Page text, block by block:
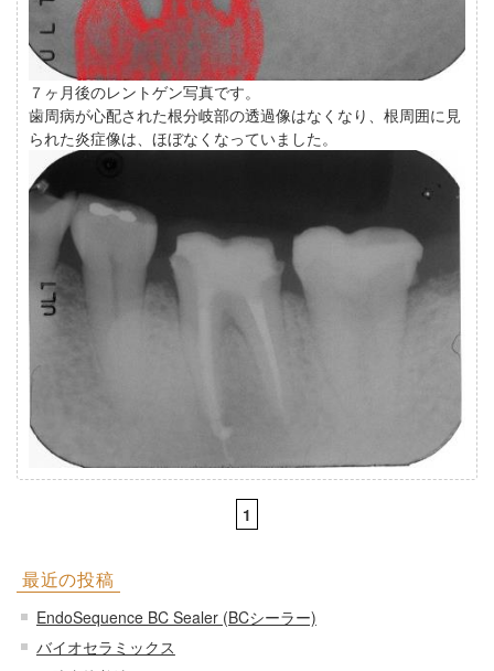
７ヶ月後のレントゲン写真です。
歯周病が心配された根分岐部の透過像はなくなり、根周囲に見
られた炎症像は、ほぼなくなっていました。
1
最近の投稿
EndoSequence BC Sealer (BCシーラー)
バイオセラミックス